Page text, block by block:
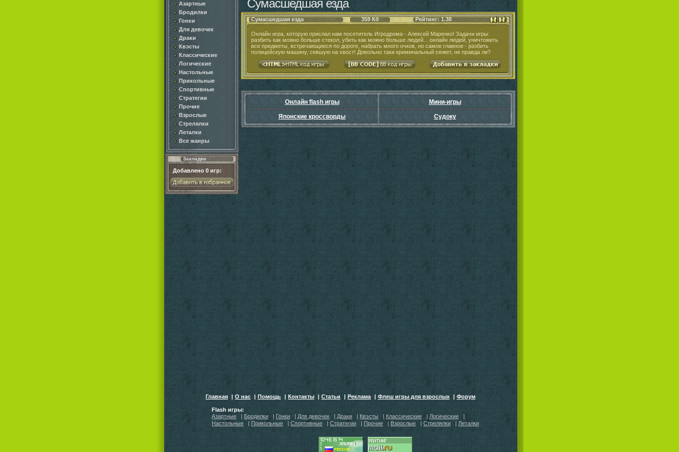
Азартные
Бродилки
Гонки
Для девочек
Драки
Квэсты
Классические
Логические
Настольные
Прикольные
Спортивные
Стратегии
Прочие
Взрослые
Стрелялки
Леталки
Все жанры
Закладки
Добавлено 0 игр:
Сумасшедшая езда
Сумасшедшая езда 359 Кб Рейтинг: 1.38
Онлайн игра, которую прислал нам посетитель Игродрома - Алексей Маренко! Задачи игры:
разбить как можно больше стекол, убить как можно больше людей... онлайн людей, уничтожить
все предметы, встречающиеся по дороге, набрать много очков, но самое главное - разбить
полицейскую машину, севшую на хвост! Довольно таки криминальный сюжет, не правда ли?
Онлайн flash игры Мини-игры
Японские кроссворды Судоку
Главная | О нас | Помощь | Контакты | Статьи | Реклама | Флеш игры для взрослых | Форум
Flash игры:
Азартные
| Бродилки | Гонки | Для девочек | Драки | Квэсты | Классические | Логические
|
Настольные
| Прикольные | Спортивные | Стратегии | Прочие | Взрослые | Стрелялки | Леталки